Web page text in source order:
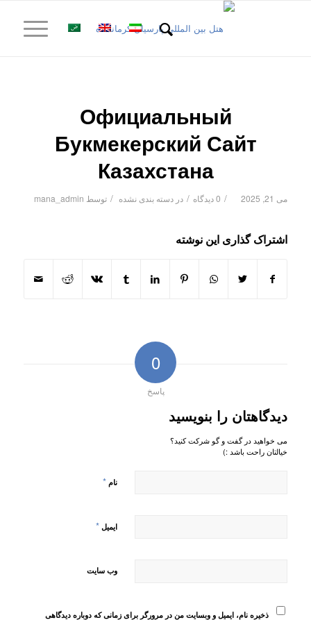
Официальный
Букмекерский Сайт
Казахстана
می 21, 2025 / 0 دیدگاه / در دسته بندی نشده / توسط mana_admin
اشتراک گذاری این نوشته
0
پاسخ
دیدگاهتان را بنویسید
می خواهید در گفت و گو شرکت کنید؟
خیالتان راحت باشد :)
نام *
ایمیل *
وب‌ سایت
ذخیره نام، ایمیل و وبسایت من در مرورگر برای زمانی که دوباره دیدگاهی